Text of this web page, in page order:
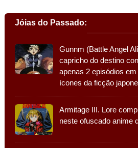
Jóias do Passado:
Gunnm (Battle Angel
capricho do destino
apenas 2 episódios
ícones da ficção
Armitage III. Lore
neste ofuscado anime